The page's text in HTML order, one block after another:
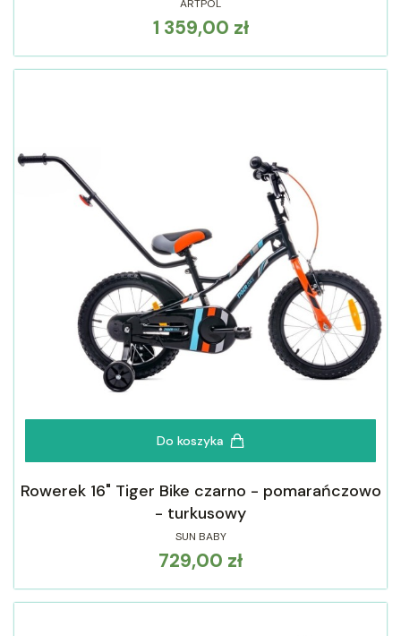
ARTPOL
Cena
1 359,00 zł
Do koszyka
Rowerek 16" Tiger Bike czarno - pomarańczowo
- turkusowy
SUN BABY
Cena
729,00 zł